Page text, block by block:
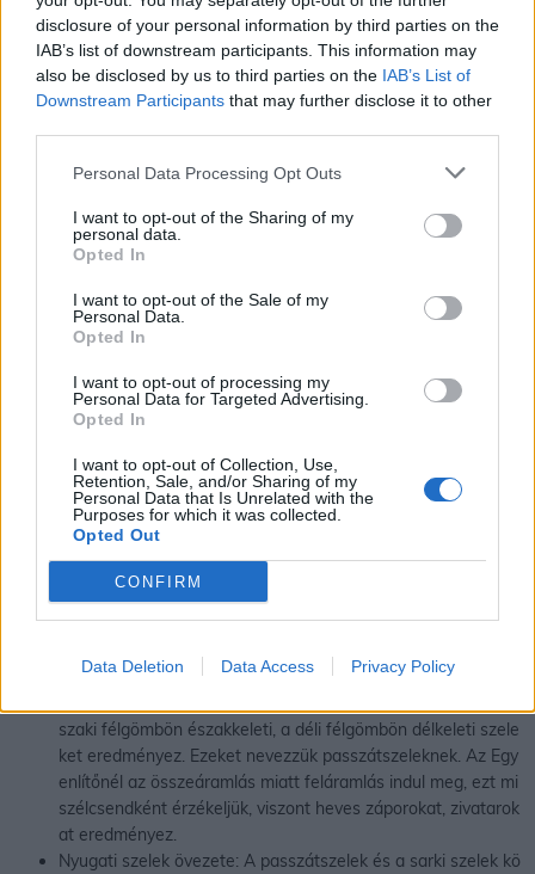
disclosure of your personal information by third parties on the
IAB’s list of downstream participants. This information may
also be disclosed by us to third parties on the IAB’s List of
Downstream Participants that may further disclose it to other
Personal Data Processing Opt Outs
I want to opt-out of the Sharing of my
personal data.
Opted In
I want to opt-out of the Sale of my
Personal Data.
Opted In
I want to opt-out of processing my
Personal Data for Targeted Advertising.
Opted In
I want to opt-out of Collection, Use,
Retention, Sale, and/or Sharing of my
Personal Data that Is Unrelated with the
Purposes for which it was collected.
Opted Out
CONFIRM
Data Deletion Data Access Privacy Policy
egyenesen mozogna a nagyobb nyomású helyről az
alacsonyabb nyomású hely felé. A Föld forgása miatt azonban
a meginduló légáramlás eltérül ettől az egyenestől.
A Corioli-erő hatása: Az északi félgömbön az elvi iránytól a szél
mindig jobb kéz felé, a déli félgömbön viszont bal kéz felé tér el.
D-i szélből Délnyugati majd Nyugati lesz
D-i szélből Délkeleti, majd Keleti lesz
Általános légkörzés:
Egyenlítő felé, helyére a magasban egyenlítői meleg levegő
érkezne a sarkvidékekre és akkor aztán bajban lennénk az
alakítja át a Föld forgása, létrehozva az általános légkörzést.
Futóáramlások: Ezek a magasban alakulnak ki, a legmelegeb
Sarkkörök
Irányuk nyugatias, sebességük 3-500 km/óra.
Sarki szelek: A sarkvidékek felett összegyűlt hideg levegő m
agas légnyomást eredményez. Ez a levegő kiáramlik az egye
nlítő irányába, de eltérülnek és keletiessé válnak. Irányuk az
Északi-sarkvidéken Északkeleti, a Déli-sarkvidéken Dél-kelet
i.
z Egyenlítőnél alacsony légnyomású öv húzódik. A levegő a t
szaki félgömbön északkeleti, a déli félgömbön délkeleti szele
ket eredményez. Ezeket nevezzük passzátszeleknek. Az Egy
enlítőnél az összeáramlás miatt feláramlás indul meg, ezt mi
szélcsendként érzékeljük, viszont heves záporokat, zivatarok
at eredményez.
Nyugati szelek övezete: A passzátszelek és a sarki szelek kö